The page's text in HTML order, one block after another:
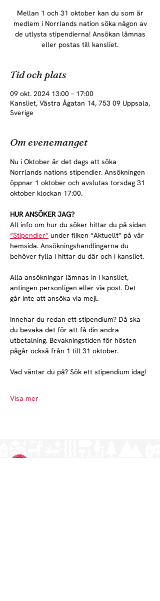
Mellan 1 och 31 oktober kan du som är
medlem i Norrlands nation söka någon av
de utlysta stipendierna! Ansökan lämnas
eller postas till kansliet.
Tid och plats
09 okt. 2024 13:00 – 17:00
Kansliet, Västra Ågatan 14, 753 09 Uppsala,
Sverige
Om evenemanget
Nu i Oktober är det dags att söka
Norrlands nations stipendier. Ansökningen
öppnar 1 oktober och avslutas torsdag 31
oktober klockan 17:00.
HUR ANSÖKER JAG?
All info om hur du söker hittar du på sidan
“Stipendier” under fliken “Aktuellt” på vår
hemsida. Ansökningshandlingarna du
behöver fylla i hittar du där och i kansliet.
Alla ansökningar lämnas in i kansliet,
antingen personligen eller via post. Det
går inte att ansöka via mejl.
Innehar du redan ett stipendium? Då ska
du bevaka det för att få din andra
utbetalning. Bevakningstiden för hösten
pågår också från 1 till 31 oktober.
Vad väntar du på? Sök ett stipendium idag!
Visa mer